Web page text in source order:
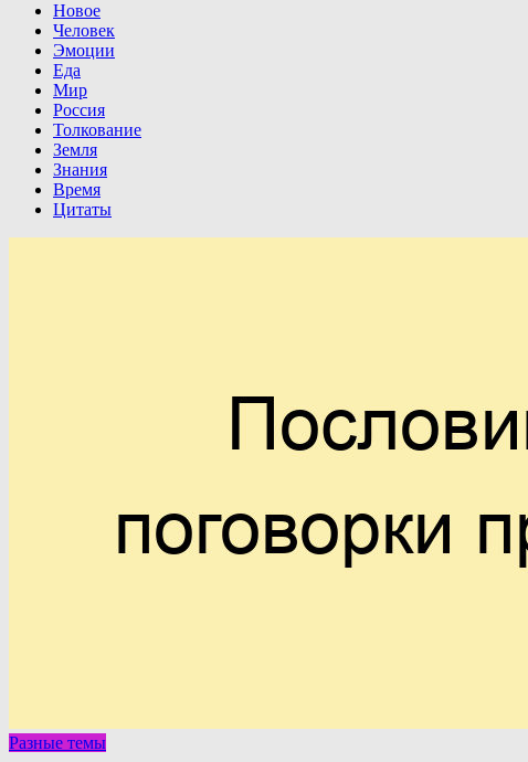
Новое
Человек
Эмоции
Еда
Мир
Россия
Толкование
Земля
Знания
Время
Цитаты
Разные темы